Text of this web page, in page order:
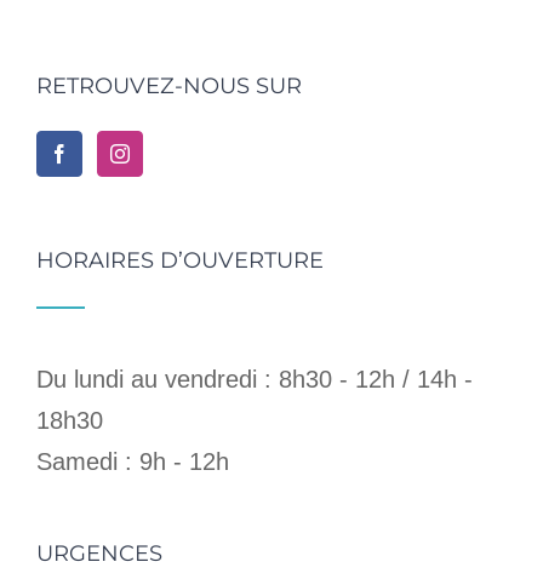
RETROUVEZ-NOUS SUR
HORAIRES D’OUVERTURE
Du lundi au vendredi : 8h30 - 12h / 14h -
18h30
Samedi : 9h - 12h
URGENCES